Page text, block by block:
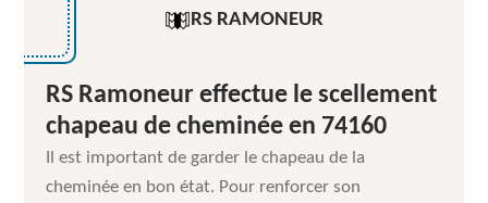
RS RAMONEUR
RS Ramoneur effectue le scellement
chapeau de cheminée en 74160
Il est important de garder le chapeau de la
cheminée en bon état. Pour renforcer son